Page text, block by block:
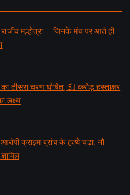
मल्होत्रा — जिनके मंच पर आते ही
तीसरा चरण घोषित, 51 करोड़ हस्ताक्षर
लक्ष्य
क्राइम ब्रांच के हत्थे चढ़ा, नौ